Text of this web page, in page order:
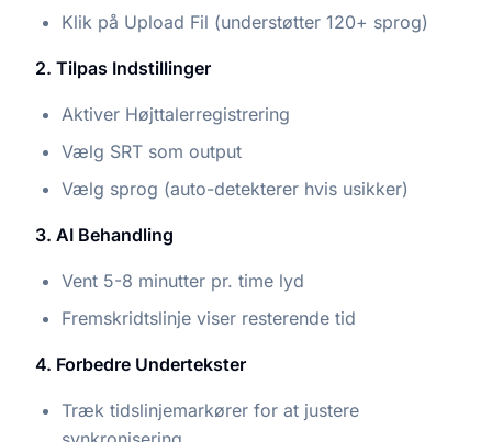
Klik på Upload Fil (understøtter 120+ sprog)
2. Tilpas Indstillinger
Aktiver Højttalerregistrering
Vælg SRT som output
Vælg sprog (auto-detekterer hvis usikker)
3. AI Behandling
Vent 5-8 minutter pr. time lyd
Fremskridtslinje viser resterende tid
4. Forbedre Undertekster
Træk tidslinjemarkører for at justere